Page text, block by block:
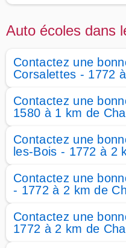
Auto écoles dans
Contactez une
Corsalettes - 1772
Contactez une
1580 à 1 km de
Contactez une
les-Bois - 1772 à 2
Contactez une
- 1772 à 2 km de
Contactez une
1772 à 2 km de